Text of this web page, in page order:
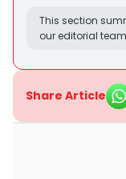
This section
our editorial
Share Article